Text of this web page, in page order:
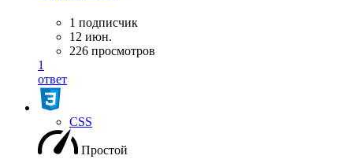
1 подписчик
12 июн.
226 просмотров
1
ответ
CSS
Простой